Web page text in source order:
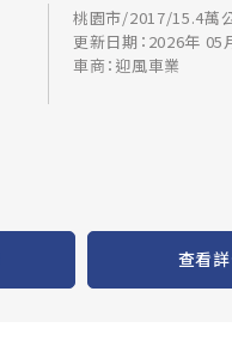
桃園市/2017/15.4萬
更新日期：2026年 05
車商：迎風車業
查看